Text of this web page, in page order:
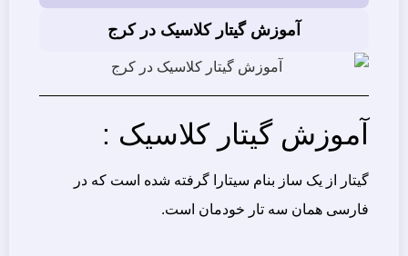
آموزش گیتار کلاسیک در کرج
آموزش گیتار کلاسیک :
گیتار از یک ساز بنام سیتارا گرفته شده است که در
فارسی همان سه تار خودمان است.